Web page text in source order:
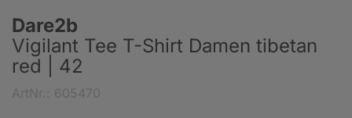
Dare2b
Vigilant Tee T-Shirt Damen tibetan
red | 42